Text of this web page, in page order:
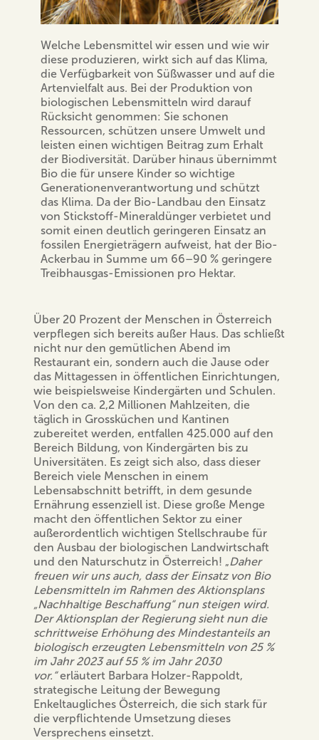
Welche Lebensmittel wir essen und wie wir
diese produzieren, wirkt sich auf das Klima,
die Verfügbarkeit von Süßwasser und auf die
Artenvielfalt aus. Bei der Produktion von
biologischen Lebensmitteln wird darauf
Rücksicht genommen: Sie schonen
Ressourcen, schützen unsere Umwelt und
leisten einen wichtigen Beitrag zum Erhalt
der Biodiversität. Darüber hinaus übernimmt
Bio die für unsere Kinder so wichtige
Generationenverantwortung und schützt
das Klima. Da der Bio-Landbau den Einsatz
von Stickstoff-Mineraldünger verbietet und
somit einen deutlich geringeren Einsatz an
fossilen Energieträgern aufweist, hat der Bio-
Ackerbau in Summe um 66–90 % geringere
Treibhausgas-Emissionen pro Hektar.
Über 20 Prozent der Menschen in Österreich
verpflegen sich bereits außer Haus. Das schließt
nicht nur den gemütlichen Abend im
Restaurant ein, sondern auch die Jause oder
das Mittagessen in öffentlichen Einrichtungen,
wie beispielsweise Kindergärten und Schulen.
Von den ca. 2,2 Millionen Mahlzeiten, die
täglich in Grossküchen und Kantinen
zubereitet werden, entfallen 425.000 auf den
Bereich Bildung, von Kindergärten bis zu
Universitäten. Es zeigt sich also, dass dieser
Bereich viele Menschen in einem
Lebensabschnitt betrifft, in dem gesunde
Ernährung essenziell ist. Diese große Menge
macht den öffentlichen Sektor zu einer
außerordentlich wichtigen Stellschraube für
den Ausbau der biologischen Landwirtschaft
und den Naturschutz in Österreich! „Daher
freuen wir uns auch, dass der Einsatz von Bio
Lebensmitteln im Rahmen des Aktionsplans
„Nachhaltige Beschaffung“ nun steigen wird.
Der Aktionsplan der Regierung sieht nun die
schrittweise Erhöhung des Mindestanteils an
biologisch erzeugten Lebensmitteln von 25 %
im Jahr 2023 auf 55 % im Jahr 2030
vor.“erläutert Barbara Holzer-Rappoldt,
strategische Leitung der Bewegung
Enkeltaugliches Österreich, die sich stark für
die verpflichtende Umsetzung dieses
Versprechens einsetzt.